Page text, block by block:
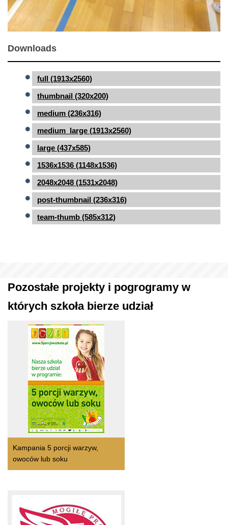
Downloads
full (1913x2560)
thumbnail (320x200)
medium (236x316)
medium_large (1913x2560)
large (437x585)
1536x1536 (1148x1536)
2048x2048 (1531x2048)
post-thumbnail (236x316)
team-thumb (585x312)
Pozostałe projekty i pogrogramy w
których szkoła bierze udział
Kampania 5 porcji warzyw,
owoców lub soku